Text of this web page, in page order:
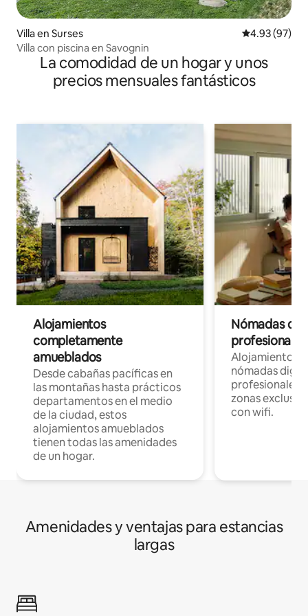
Villa en Surses Calificación
4.93 (97)
Villa con piscina en Savognin
La comodidad de un hogar y unos
precios mensuales fantásticos
Alojamientos
completamente
amueblados
Desde cabañas pacíficas en
las montañas hasta prácticos
departamentos en el medio
de la ciudad, estos
alojamientos amueblados
tienen todas las amenidades
de un hogar.
Nómadas
Alojamientos
nómadas
profesionales
zonas
con wifi.
Amenidades y ventajas para estancias
largas